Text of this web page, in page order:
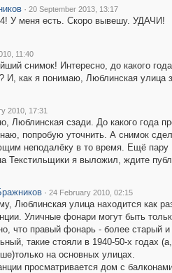
· 20 September 2013, 13:17
У меня есть. Скоро вывешу. УДАЧИ!
11:40
снимок! Интересно, до какого года
И, как я понимаю, Люблинская улица
2010, 17:31
Люблинская сзади. До какого года
попробую уточнить. А снимок
неподалёку в то время. Ещё пару
Текстильщики я выложил, ждите
· 24 February 2010, 02:15
Люблинская улица находится как
Уличные фонари могут быть
что правый фонарь - более старый и
такие стояли в 1940-50-х годах
на основных улицах.
просматривается дом с